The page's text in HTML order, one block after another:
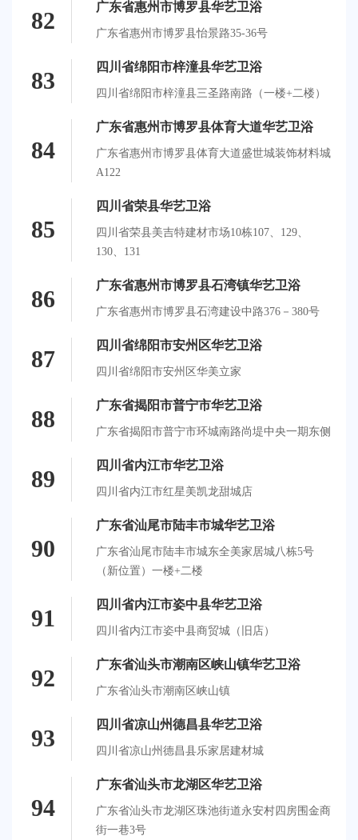
82
广东省惠州市博罗县华艺卫浴
广东省惠州市博罗县怡景路35-36号
83
四川省绵阳市梓潼县华艺卫浴
四川省绵阳市梓潼县三圣路南路（一楼+二楼）
84
广东省惠州市博罗县体育大道华艺卫浴
广东省惠州市博罗县体育大道盛世城装饰材料城
A122
85
四川省荣县华艺卫浴
四川省荣县美吉特建材市场10栋107、129、
130、131
86
广东省惠州市博罗县石湾镇华艺卫浴
广东省惠州市博罗县石湾建设中路376－380号
87
四川省绵阳市安州区华艺卫浴
四川省绵阳市安州区华美立家
88
广东省揭阳市普宁市华艺卫浴
广东省揭阳市普宁市环城南路尚堤中央一期东侧
89
四川省内江市华艺卫浴
四川省内江市红星美凯龙甜城店
90
广东省汕尾市陆丰市城华艺卫浴
广东省汕尾市陆丰市城东全美家居城八栋5号
（新位置）一楼+二楼
91
四川省内江市姿中县华艺卫浴
四川省内江市姿中县商贸城（旧店）
92
广东省汕头市潮南区峡山镇华艺卫浴
广东省汕头市潮南区峡山镇
93
四川省凉山州德昌县华艺卫浴
四川省凉山州德昌县乐家居建材城
94
广东省汕头市龙湖区华艺卫浴
广东省汕头市龙湖区珠池街道永安村四房围金商
街一巷3号